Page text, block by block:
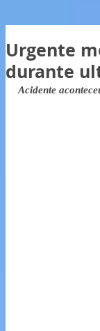
Urgente
durante
Acidente